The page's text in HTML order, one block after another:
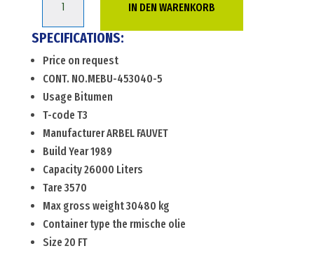
5
Menge
IN DEN WARENKORB
SPECIFICATIONS:
Price on request
CONT. NO.MEBU-453040-5
Usage Bitumen
T-code T3
Manufacturer ARBEL FAUVET
Build Year 1989
Capacity 26000 Liters
Tare 3570
Max gross weight 30480 kg
Container type the rmische olie
Size 20 FT